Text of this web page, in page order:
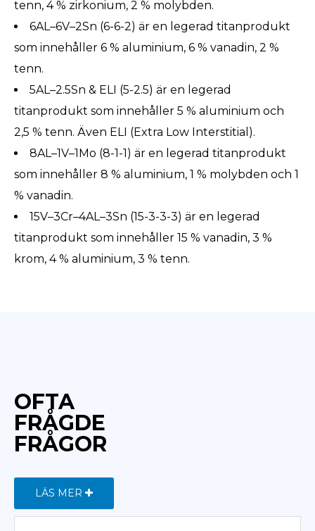
tenn, 4 % zirkonium, 2 % molybden.
6AL–6V–2Sn (6-6-2) är en legerad titanprodukt
som innehåller 6 % aluminium, 6 % vanadin, 2 %
tenn.
5AL–2.5Sn & ELI (5-2.5) är en legerad
titanprodukt som innehåller 5 % aluminium och
2,5 % tenn. Även ELI (Extra Low Interstitial).
8AL–1V–1Mo (8-1-1) är en legerad titanprodukt
som innehåller 8 % aluminium, 1 % molybden och 1
% vanadin.
15V–3Cr–4AL–3Sn (15-3-3-3) är en legerad
titanprodukt som innehåller 15 % vanadin, 3 %
krom, 4 % aluminium, 3 % tenn.
OFTA
FRÅGDE
FRÅGOR
LÄS MER